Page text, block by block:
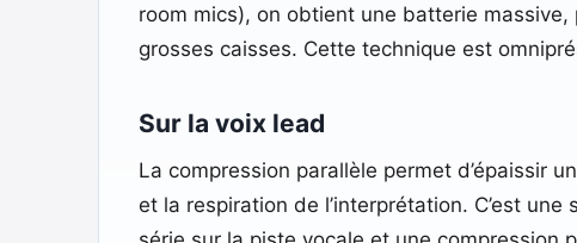
room mics), on obtient une batterie
grosses caisses. Cette technique est
Sur la voix lead
La compression parallèle permet d’épaissir
et la respiration de l’interprétation. C’est